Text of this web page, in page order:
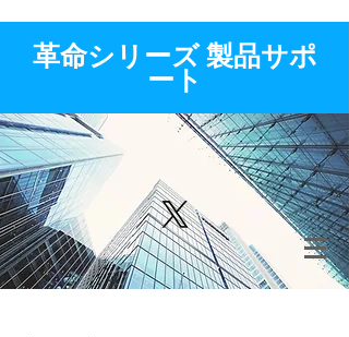
​革命シリーズ 製品サポ
ート